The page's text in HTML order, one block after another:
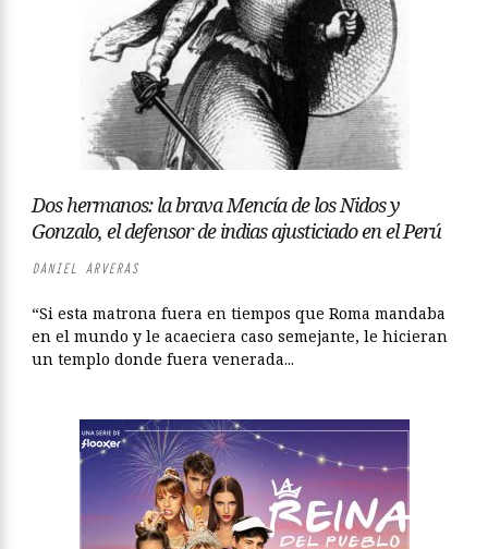
Dos hermanos: la brava Mencía de los Nidos y
Gonzalo, el defensor de indias ajusticiado en el Perú
DANIEL ARVERAS
“Si esta matrona fuera en tiempos que Roma mandaba
en el mundo y le acaeciera caso semejante, le hicieran
un templo donde fuera venerada...